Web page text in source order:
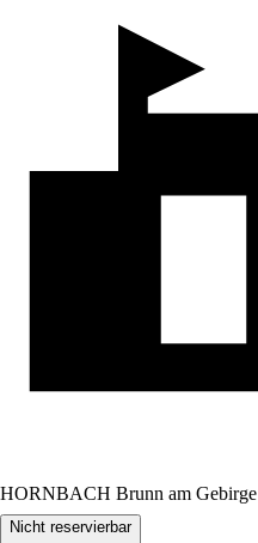
HORNBACH Brunn am Gebirge
Nicht reservierbar